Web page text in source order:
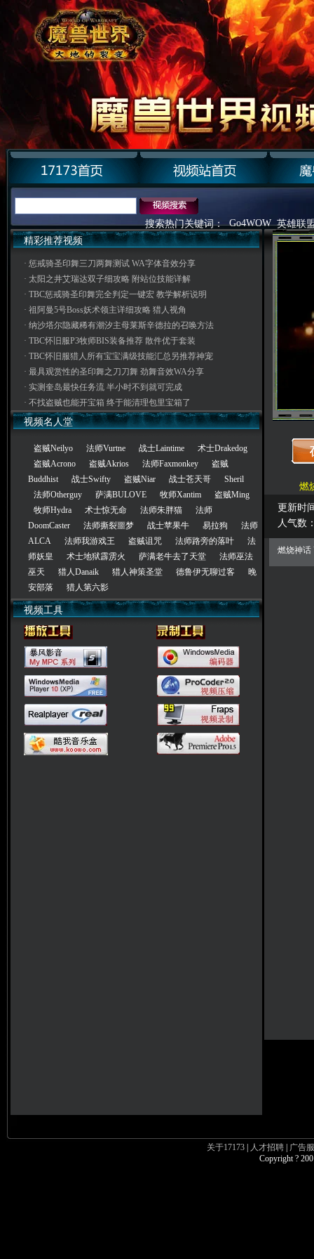
搜索热门关键词： Go4WOW 英雄联
精彩推荐视频
· 惩戒骑圣印舞三刀两舞测试 WA字体音效分享
· 太阳之井艾瑞达双子细攻略 附站位技能详解
· TBC惩戒骑圣印舞完全判定一键宏 教学解析说明
· 祖阿曼5号Boss妖术领主详细攻略 猎人视角
· 纳沙塔尔隐藏稀有潮汐主母莱斯辛德拉的召唤方法
· TBC怀旧服P3牧师BIS装备推荐 散件优于套装
· TBC怀旧服猎人所有宝宝满级技能汇总另推荐神宠
· 最具观赏性的圣印舞之刀刀舞 劲舞音效WA分享
· 实测奎岛最快任务流 半小时不到就可完成
· 不找盗贼也能开宝箱 终于能清理包里宝箱了
视频名人堂
盗贼Neilyo 法师Vurtne 战士Laintime
术士Drakedog
盗贼Acrono
盗贼Akrios 法师Faxmonkey
盗贼
Buddhist
战士Swifty 盗贼Niar 战士苍天哥
Sheril
法师Otherguy
萨满BULOVE 牧师Xantim
盗贼Ming
牧师Hydra
术士惊无命 法师朱胖猫
法师
DoomCaster
法师撕裂噩梦 战士苹果牛 易拉狗
法师
ALCA
法师我游戏王 盗贼诅咒 法师路旁的落叶
法
师妖皇
术士地狱霹雳火 萨满老牛去了天堂
法师巫法
巫天
猎人Danaik 猎人神策圣堂 德鲁伊无聊过客
晚
安部落
猎人第六影
视频工具
燃
更新时
人气数
燃烧神话
关于17173 人才招聘
广告
Copyright ?